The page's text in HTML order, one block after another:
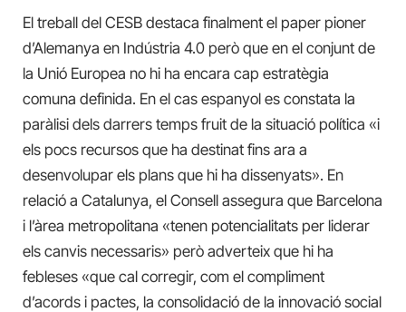
El treball del CESB destaca finalment el paper pioner
d’Alemanya en Indústria 4.0 però que en el conjunt de
la Unió Europea no hi ha encara cap estratègia
comuna definida. En el cas espanyol es constata la
paràlisi dels darrers temps fruit de la situació política «i
els pocs recursos que ha destinat fins ara a
desenvolupar els plans que hi ha dissenyats». En
relació a Catalunya, el Consell assegura que Barcelona
i l’àrea metropolitana «tenen potencialitats per liderar
els canvis necessaris» però adverteix que hi ha
febleses «que cal corregir, com el compliment
d’acords i pactes, la consolidació de la innovació social